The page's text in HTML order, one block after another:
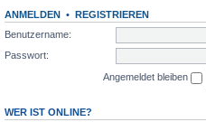
ANMELDEN • REGISTRIEREN
Benutzername:
Passwort:
Angemeldet bleiben
WER IST ONLINE?